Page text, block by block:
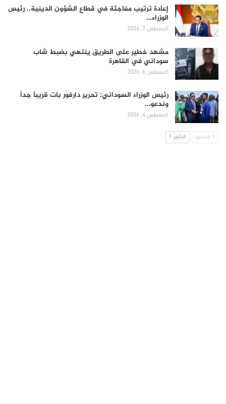
إعادة ترتيب مفاجئة في قطاع الشؤون الدينية.. رئيس
الوزراء…
أغسطس 7, 2026
مشهد خطير على الطريق ينتهي بضبط شاب
سوداني في القاهرة
أغسطس 6, 2026
رئيس الوزراء السوداني: تحرير دارفور بات قريباً جداً
وندعو…
أغسطس 6, 2026
السابق التالي